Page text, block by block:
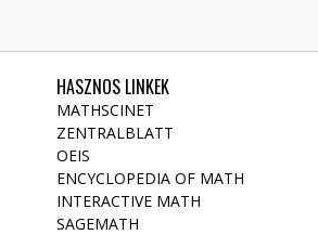
HASZNOS LINKEK
MATHSCINET
ZENTRALBLATT
OEIS
ENCYCLOPEDIA OF MATH
INTERACTIVE MATH
SAGEMATH